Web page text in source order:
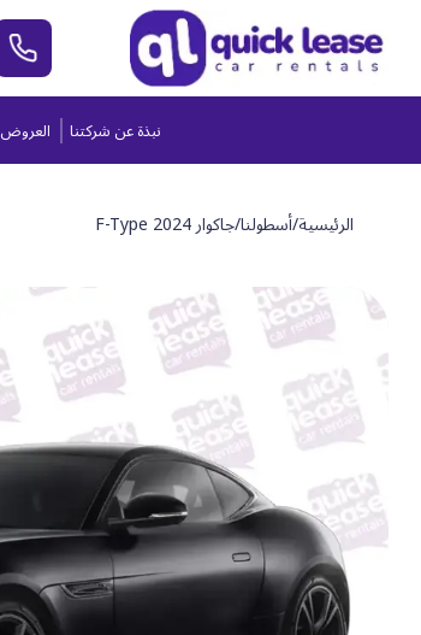
نبذة عن شركتنا العروض
الرئيسية/أسطولنا/جاكوار F-Type 2024